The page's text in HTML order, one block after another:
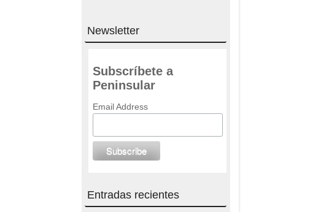
Newsletter
Subscríbete a
Peninsular
Email Address
Entradas recientes